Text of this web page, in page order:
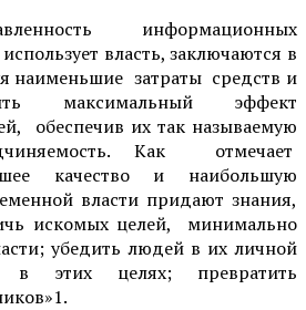
информационных
власть, заключаются в
наименьшие затраты средств и
максимальный эффект
обеспечив их так называемую
Как отмечает
качество и наибольшую
власти придают знания,
искомых целей, минимально
убедить людей в их личной
в этих целях; превратить